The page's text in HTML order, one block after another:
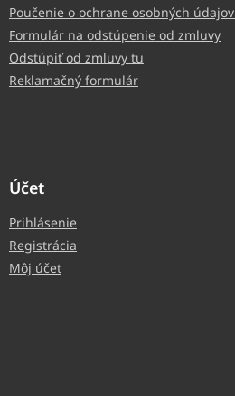
Poučenie o ochrane osobných
Formulár na odstúpenie od zmluvy
Odstúpiť od zmluvy tu
Reklamačný formulár
Účet
Prihlásenie
Registrácia
Môj účet